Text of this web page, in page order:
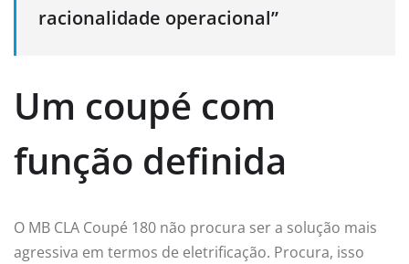
racionalidade operacional”
Um coupé com
função definida
O MB CLA Coupé 180 não procura ser a solução mais
agressiva em termos de eletrificação. Procura, isso